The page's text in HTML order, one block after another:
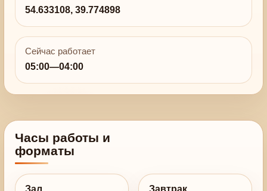
54.633108, 39.774898
Сейчас работает
05:00—04:00
Часы работы и
форматы